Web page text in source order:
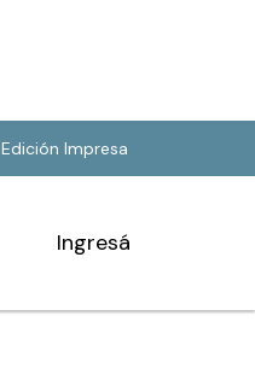
Edición Impresa
Ingresá